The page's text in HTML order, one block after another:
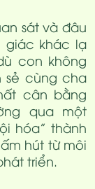
sát và đâu
giác khác lạ
con không
sẻ cùng cha
cân bằng
qua một
hóa” thành
hút từ môi
triển.